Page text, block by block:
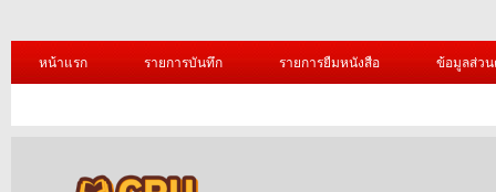
หน้าแรก รายการบันทึก รายการยืมหนังสือ ข้อมูลส่ว